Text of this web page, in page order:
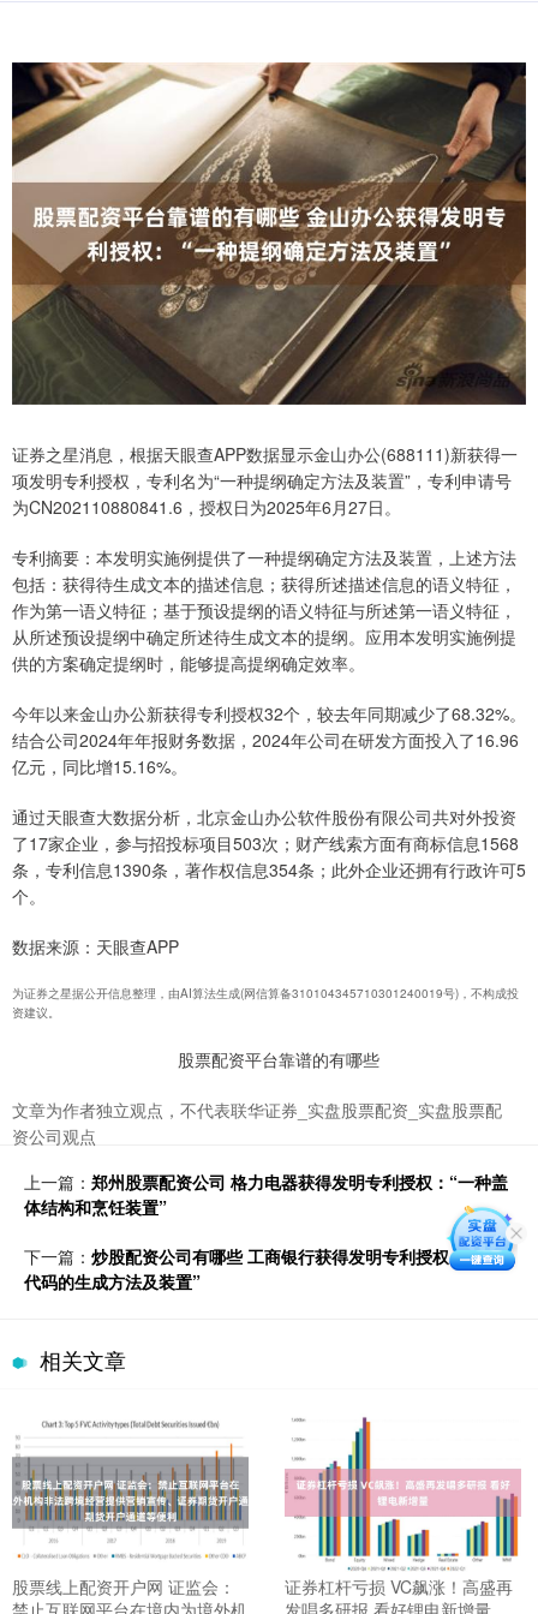
证券之星消息，根据天眼查APP数据显示金山办公(688111)新获得一
项发明专利授权，专利名为“一种提纲确定方法及装置”，专利申请号
为CN202110880841.6，授权日为2025年6月27日。
专利摘要：本发明实施例提供了一种提纲确定方法及装置，上述方法
包括：获得待生成文本的描述信息；获得所述描述信息的语义特征，
作为第一语义特征；基于预设提纲的语义特征与所述第一语义特征，
从所述预设提纲中确定所述待生成文本的提纲。应用本发明实施例提
供的方案确定提纲时，能够提高提纲确定效率。
今年以来金山办公新获得专利授权32个，较去年同期减少了68.32%。
结合公司2024年年报财务数据，2024年公司在研发方面投入了16.96
亿元，同比增15.16%。
通过天眼查大数据分析，北京金山办公软件股份有限公司共对外投资
了17家企业，参与招投标项目503次；财产线索方面有商标信息1568
条，专利信息1390条，著作权信息354条；此外企业还拥有行政许可5
个。
数据来源：天眼查APP
为证券之星据公开信息整理，由AI算法生成(网信算备310104345710301240019号)，不构成投
资建议。
股票配资平台靠谱的有哪些
文章为作者独立观点，不代表联华证券_实盘股票配资_实盘股票配
资公司观点
上一篇： 郑州股票配资公司 格力电器获得发明专利授权：“一种盖
体结构和烹饪装置”
下一篇： 炒股配资公司有哪些 工商银行获得发明专利授权：“目标
代码的生成方法及装置”
相关文章
股票线上配资开户网 证监会：
禁止互联网平台在境内为境外机
证券杠杆亏损 VC飙涨！高盛再
发唱多研报 看好锂电新增量